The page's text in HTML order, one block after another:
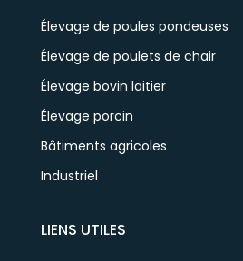
Élevage de poules pondeuses
Élevage de poulets de chair
Élevage bovin laitier
Élevage porcin
Bâtiments agricoles
Industriel
LIENS UTILES